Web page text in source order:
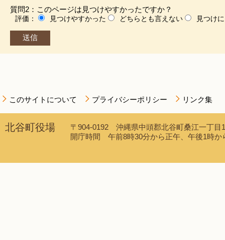
質問2：このページは見つけやすかったですか？
評価： 見つけやすかった どちらとも言えない 見つけ
このサイトについて プライバシーポリシー リンク集
北谷町役場
〒904-0192 沖縄県中頭郡北谷町桑江一丁
開庁時間 午前8時30分から正午、午後1時か